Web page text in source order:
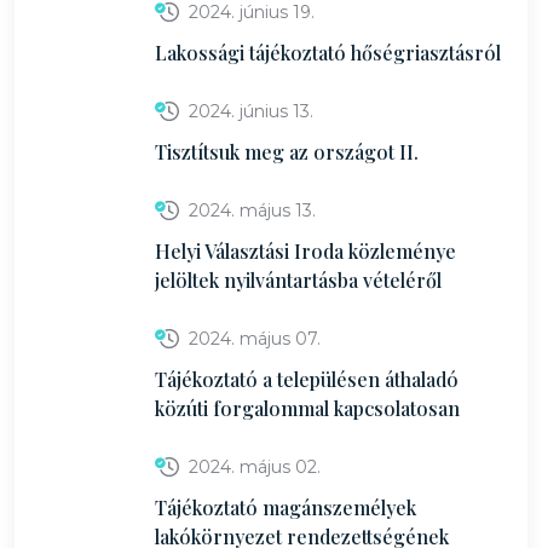
2024. június 19.
Lakossági tájékoztató hőségriasztásról
2024. június 13.
Tisztítsuk meg az országot II.
2024. május 13.
Helyi Választási Iroda közleménye
jelöltek nyilvántartásba vételéről
2024. május 07.
Tájékoztató a településen áthaladó
közúti forgalommal kapcsolatosan
2024. május 02.
Tájékoztató magánszemélyek
lakókörnyezet rendezettségének